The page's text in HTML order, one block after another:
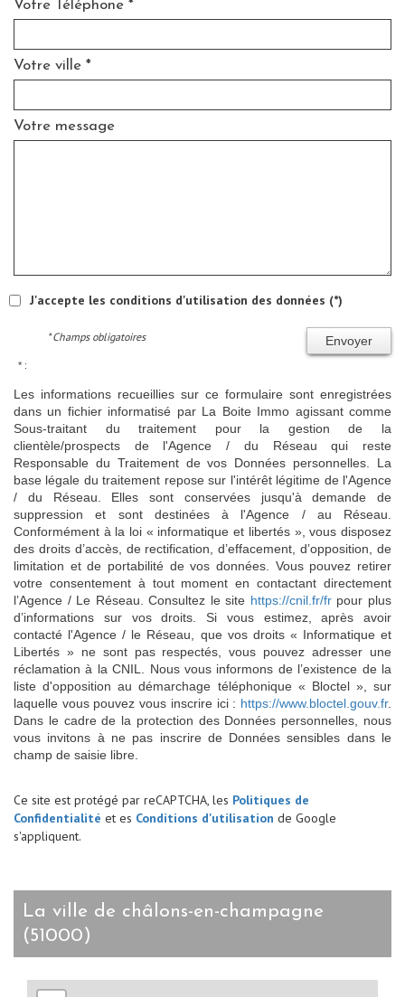
Votre Téléphone *
Votre ville *
Votre message
J'accepte les conditions d'utilisation des données (*)
Envoyer
* Champs obligatoires
* :
Les informations recueillies sur ce formulaire sont enregistrées
dans un fichier informatisé par La Boite Immo agissant comme
Sous-traitant du traitement pour la gestion de la
clientèle/prospects de l'Agence / du Réseau qui reste
Responsable du Traitement de vos Données personnelles. La
base légale du traitement repose sur l'intérêt légitime de l'Agence
/ du Réseau. Elles sont conservées jusqu'à demande de
suppression et sont destinées à l'Agence / au Réseau.
Conformément à la loi « informatique et libertés », vous disposez
des droits d’accès, de rectification, d’effacement, d’opposition, de
limitation et de portabilité de vos données. Vous pouvez retirer
votre consentement à tout moment en contactant directement
l’Agence / Le Réseau. Consultez le site https://cnil.fr/frpour plus
d’informations sur vos droits. Si vous estimez, après avoir
contacté l'Agence / le Réseau, que vos droits « Informatique et
Libertés » ne sont pas respectés, vous pouvez adresser une
réclamation à la CNIL. Nous vous informons de l’existence de la
liste d'opposition au démarchage téléphonique « Bloctel », sur
laquelle vous pouvez vous inscrire ici : https://www.bloctel.gouv.fr.
Dans le cadre de la protection des Données personnelles, nous
vous invitons à ne pas inscrire de Données sensibles dans le
champ de saisie libre.
Ce site est protégé par reCAPTCHA, les Politiques de
Confidentialité et es Conditions d'utilisation de Google
s'appliquent.
la ville de châlons-en-champagne
(51000)